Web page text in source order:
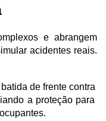
e abrangem
acidentes reais.
de frente contra
a proteção para